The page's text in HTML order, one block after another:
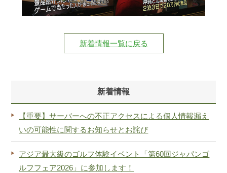
新着情報一覧に戻る
新着情報
【重要】サーバーへの不正アクセスによる個人情報漏え
いの可能性に関するお知らせとお詫び
アジア最大級のゴルフ体験イベント「第60回ジャパンゴ
ルフフェア2026」に参加します！